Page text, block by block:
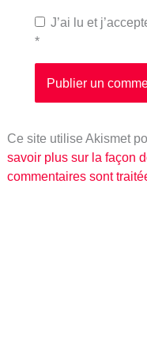
J’ai lu et
*
Ce site utilise Akismet
savoir plus sur la façon
commentaires sont